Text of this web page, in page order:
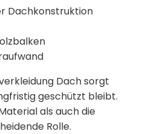
Dachkonstruktion
Dachsorgt
geschützt bleibt.
als auch die
Rolle.